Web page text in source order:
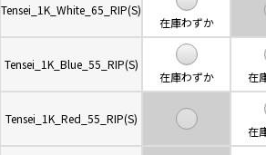
Tensei_1K_White_65_RIP(S)
在庫わずか
Tensei_1K_Blue_55_RIP(S)
在庫わずか
在
Tensei_1K_Red_55_RIP(S)
在